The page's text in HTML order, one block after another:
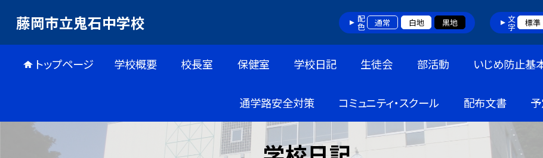
藤岡市立鬼石中学校 配色 通常 白地 黒地 文字 標準
トップページ 学校概要 校長室 保健室 学校日記 生徒会 部活動 いじめ防止基
通学路安全対策 コミュニティ・スクール 配布文書